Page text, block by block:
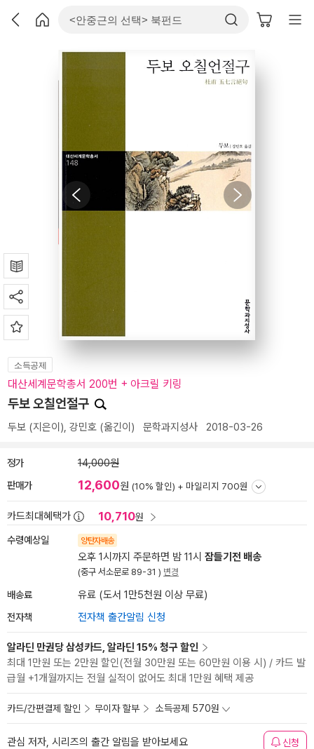
소득공제
대산세계문학총서 200번 + 아크릴 키링
두보 오칠언절구
두보 (지은이), 강민호 (옮긴이) 문학과지성사 2018-03-26
정가 14,000원
판매가 12,600원 (10% 할인) + 마일리지 700원
카드최대혜택가 10,710원
수령예상일 양탄자배송
오후 1시까지 주문하면 밤 11시 잠들기전 배송
(중구 서소문로 89-31 ) 변경
배송료 유료 (도서 1만5천원 이상 무료)
전자책 전자책 출간알림 신청
알라딘 만권당 삼성카드, 알라딘 15% 청구 할인
최대 1만원 또는 2만원 할인(전월 30만원 또는 60만원 이용 시) / 카드 발
급월 +1개월까지는 전월 실적이 없어도 최대 1만원 혜택 제공
카드/간편결제 할인 무이자 할부 소득공제 570원
관심 저자, 시리즈의 출간 알림을 받아보세요 신청